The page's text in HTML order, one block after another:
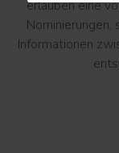
erlauben eine
Informationen